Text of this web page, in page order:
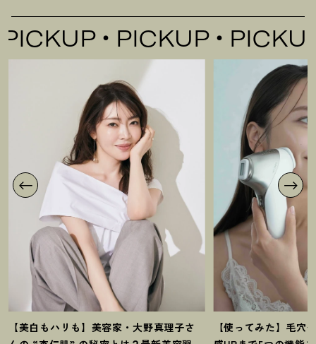
PICKUP PICKUP
【美白もハリも】美容家・大野真理子さ
【使ってみた】毛穴